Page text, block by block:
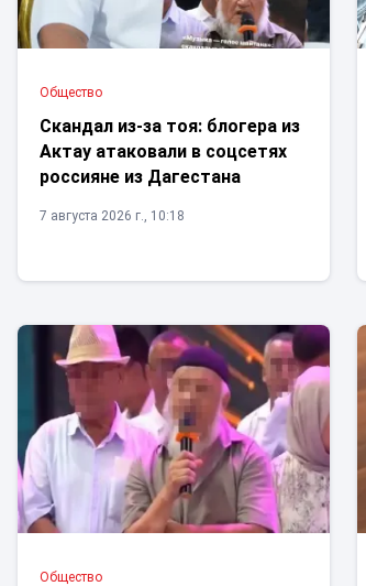
Общество
Скандал из-за тоя: блогера из
Актау атаковали в соцсетях
россияне из Дагестана
7 августа 2026 г., 10:18
Общество